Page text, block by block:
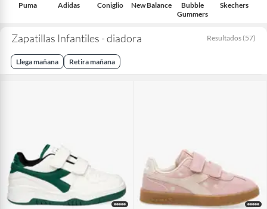
Puma Adidas Coniglio New Balance
Bubble
Gummers
Skechers
Zapatillas Infantiles - diadora Resultados (57)
Llega mañana Retira mañana